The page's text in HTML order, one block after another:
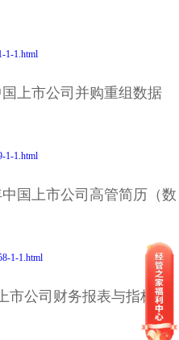
1-1.html
上市公司并购重组数据
1-1.html
国上市公司高管简历（数
1-1.html
市公司财务报表与指标季